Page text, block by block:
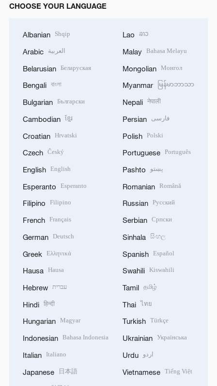
CHOOSE YOUR LANGUAGE
Albanian Shqip
Arabic العربية
Belarusian Беларуская
Bengali বাংলা
Bulgarian Български
Cambodian ខ្មែរ
Croatian Hrvatski
Czech Český
English English
Esperanto Esperanto
Filipino Filipino
French Français
German Deutsch
Greek Ελληνικά
Hausa Hausa
Hebrew עברית
Hindi हिन्दी
Hungarian Magyar
Indonesian Bahasa Indonesia
Italian Italiano
Japanese 日本語
Lao ລາວ
Malay Bahasa Melayu
Mongolian Монгол
Myanmar မြန်မာဘာသာ
Nepali नेपाली
Persian فارسی
Polish Polski
Portuguese Português
Pashto پښتو
Romanian Română
Russian Русский
Serbian Српски
Sinhala සිංහල
Spanish Español
Swahili Kiswahili
Tamil தமிழ்
Thai ไทย
Turkish Türkçe
Ukrainian Українська
Urdu اردو
Vietnamese Tiếng Việt